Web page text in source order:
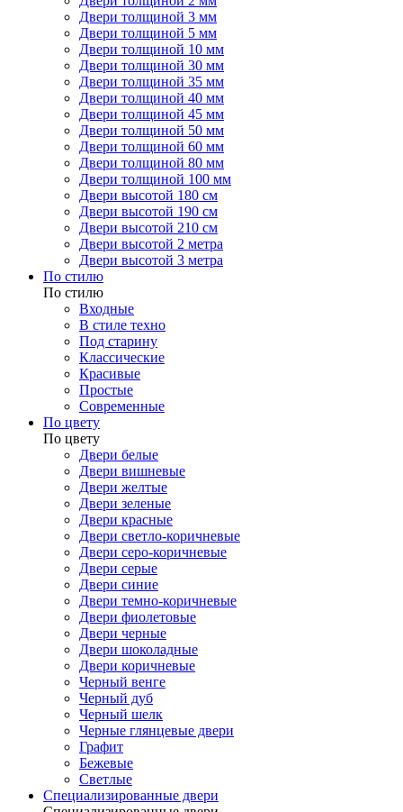
Двери толщиной 3 мм
Двери толщиной 5 мм
Двери толщиной 10 мм
Двери толщиной 30 мм
Двери толщиной 35 мм
Двери толщиной 40 мм
Двери толщиной 45 мм
Двери толщиной 50 мм
Двери толщиной 60 мм
Двери толщиной 80 мм
Двери толщиной 100 мм
Двери высотой 180 см
Двери высотой 190 см
Двери высотой 210 см
Двери высотой 2 метра
Двери высотой 3 метра
По стилю
По стилю
Входные
В стиле техно
Под старину
Классические
Красивые
Простые
Современные
По цвету
По цвету
Двери белые
Двери вишневые
Двери желтые
Двери зеленые
Двери красные
Двери светло-коричневые
Двери серо-коричневые
Двери серые
Двери синие
Двери темно-коричневые
Двери фиолетовые
Двери черные
Двери шоколадные
Двери коричневые
Черный венге
Черный дуб
Черный шелк
Черные глянцевые двери
Графит
Бежевые
Светлые
Специализированные двери